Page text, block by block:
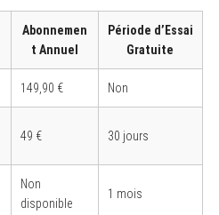
Abonnemen
t Annuel
Période d’Essai
Gratuite
149,90 € Non
49 € 30 jours
Non
disponible
1 mois